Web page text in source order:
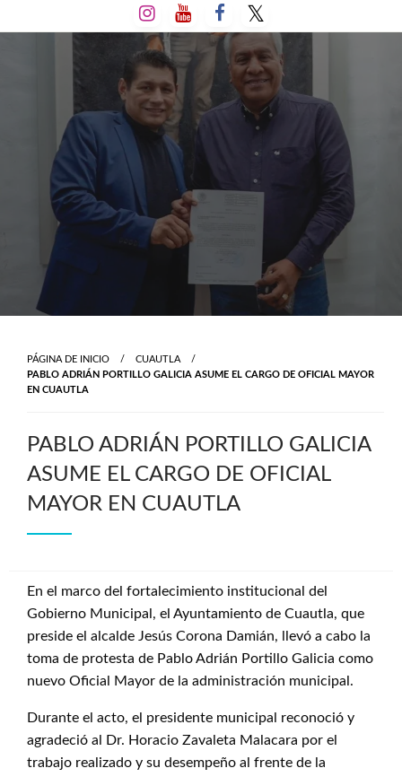
al
PÁGINA DE INICIO
CUAUTLA
PABLO ADRIÁN PORTILLO GALICIA ASUME EL CARGO DE OFICIAL MAYOR
EN CUAUTLA
PABLO ADRIÁN PORTILLO GALICIA
ASUME EL CARGO DE OFICIAL
MAYOR EN CUAUTLA
En el marco del fortalecimiento institucional del
Gobierno Municipal, el Ayuntamiento de Cuautla, que
preside el alcalde Jesús Corona Damián, llevó a cabo la
toma de protesta de Pablo Adrián Portillo Galicia como
nuevo Oficial Mayor de la administración municipal.
Durante el acto, el presidente municipal reconoció y
agradeció al Dr. Horacio Zavaleta Malacara por el
trabajo realizado y su desempeño al frente de la